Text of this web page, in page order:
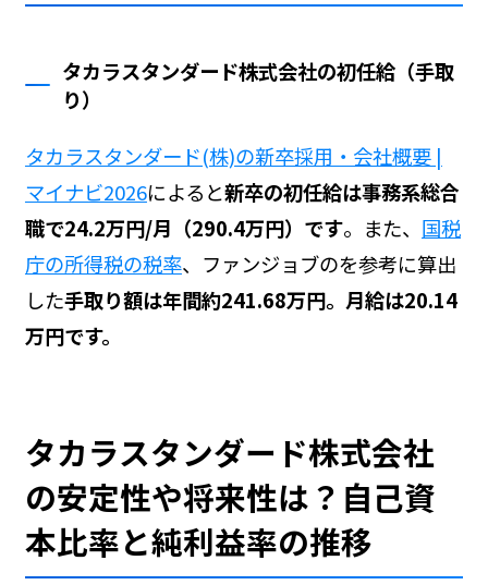
タカラスタンダード株式会社の初任給（手取
り）
タカラスタンダード(株)の新卒採用・会社概要 |
マイナビ2026によると新卒の初任給は事務系総合
職で24.2万円/月（290.4万円）です。また、 国税
庁の所得税の税率、ファンジョブのを参考に算出
した手取り額は年間約241.68万円。月給は20.14
万円です。
タカラスタンダード株式会社
の安定性や将来性は？自己資
本比率と純利益率の推移